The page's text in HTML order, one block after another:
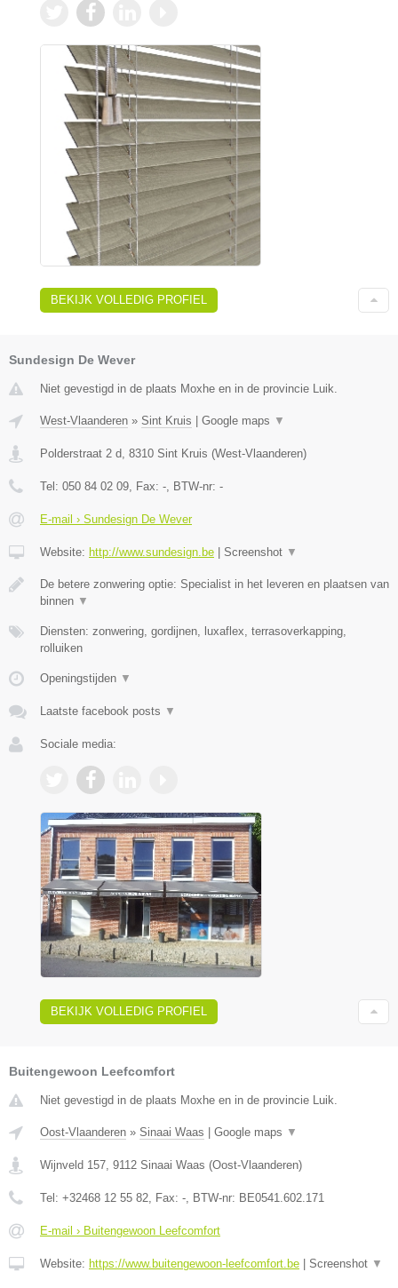
BEKIJK VOLLEDIG PROFIEL
Sundesign De Wever
Niet gevestigd in de plaats Moxhe en in de provincie Luik.
West-Vlaanderen » Sint Kruis Google maps ▼
Polderstraat 2 d 8310 Sint Kruis (West-Vlaanderen)
Tel: 050 84 02 09 , Fax: - , BTW-nr: -
E-mail › Sundesign De Wever
Website: http://www.sundesign.be Screenshot ▼
De betere zonwering optie: Specialist in het leveren en plaatsen van
binnen ▼
Diensten: zonwering, gordijnen, luxaflex, terrasoverkapping,
rolluiken
Openingstijden ▼
Laatste facebook posts ▼
Sociale media:
BEKIJK VOLLEDIG PROFIEL
Buitengewoon Leefcomfort
Niet gevestigd in de plaats Moxhe en in de provincie Luik.
Oost-Vlaanderen » Sinaai Waas Google maps ▼
Wijnveld 157, 9112 Sinaai Waas (Oost-Vlaanderen)
Tel: +32468 12 55 82, Fax: -, BTW-nr: BE0541.602.171
E-mail › Buitengewoon Leefcomfort
Website: https://www.buitengewoon-leefcomfort.be Screenshot ▼